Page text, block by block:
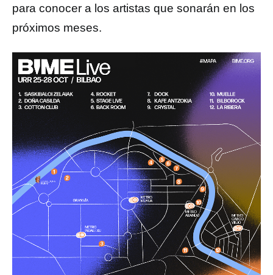
para conocer a los artistas que sonarán en los
próximos meses.